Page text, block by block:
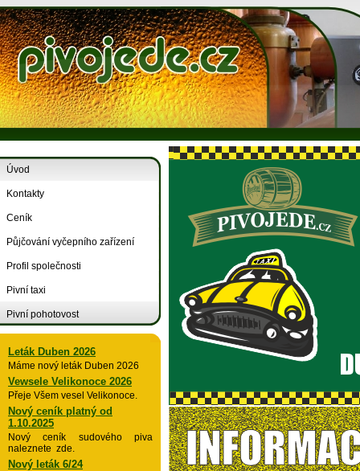
Úvod
Kontakty
Ceník
Půjčování vyčepního zařízení
Profil společnosti
Pivní taxi
Pivní pohotovost
Leták Duben 2026
Máme nový leták Duben 2026
Vewsele Velikonoce 2026
Přeje Všem vesel Velikonoce.
Nový ceník platný od
1.10.2025
Nový ceník sudového piva
naleznete zde.
Nový leták 6/24